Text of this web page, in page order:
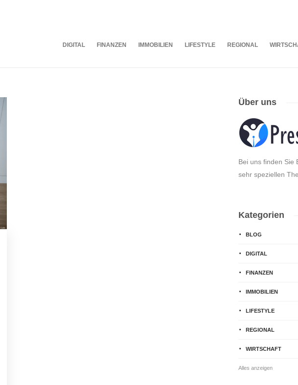
DIGITAL FINANZEN IMMOBILIEN LIFESTYLE REGIONAL
Über uns
Bei uns finden Sie
sehr speziellen
Kategorien
BLOG
DIGITAL
FINANZEN
IMMOBILIEN
LIFESTYLE
REGIONAL
WIRTSCHAFT
Alles anzeigen